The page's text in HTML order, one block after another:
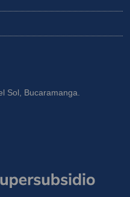
Sol, Bucaramanga.